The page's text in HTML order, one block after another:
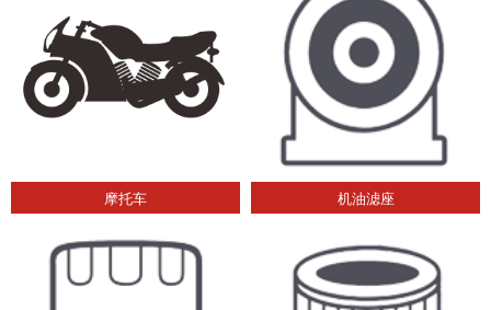
摩托车 机油滤座